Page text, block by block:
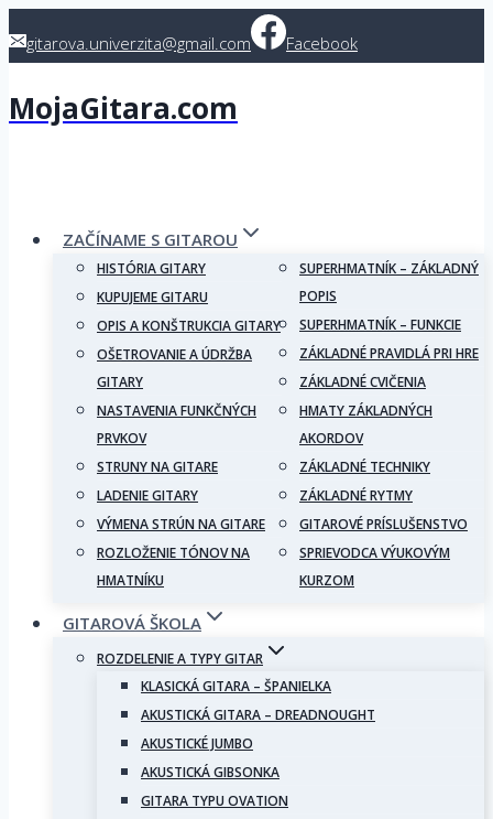
togitarova.univerzita@gmail.com Facebook
MojaGitara.com
ZAČÍNAME S GITAROU
HISTÓRIA GITARY
KUPUJEME GITARU
OPIS A KONŠTRUKCIA GITARY
OŠETROVANIE A ÚDRŽBA
GITARY
NASTAVENIA FUNKČNÝCH
PRVKOV
STRUNY NA GITARE
LADENIE GITARY
VÝMENA STRÚN NA GITARE
ROZLOŽENIE TÓNOV NA
HMATNÍKU
SUPERHMATNÍK – ZÁKLADNÝ
POPIS
SUPERHMATNÍK – FUNKCIE
ZÁKLADNÉ PRAVIDLÁ PRI HRE
ZÁKLADNÉ CVIČENIA
HMATY ZÁKLADNÝCH
AKORDOV
ZÁKLADNÉ TECHNIKY
ZÁKLADNÉ RYTMY
GITAROVÉ PRÍSLUŠENSTVO
SPRIEVODCA VÝUKOVÝM
KURZOM
GITAROVÁ ŠKOLA
ROZDELENIE A TYPY GITAR
KLASICKÁ GITARA – ŠPANIELKA
AKUSTICKÁ GITARA – DREADNOUGHT
AKUSTICKÉ JUMBO
AKUSTICKÁ GIBSONKA
GITARA TYPU OVATION